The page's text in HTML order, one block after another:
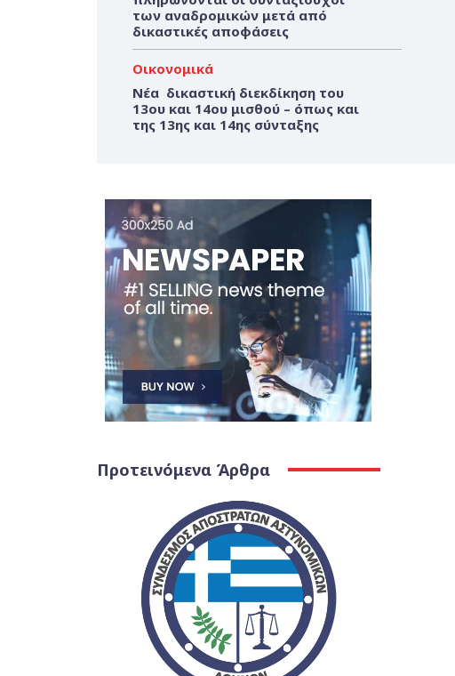
των αναδρομικών μετά από
δικαστικές αποφάσεις
Οικονομικά
Νέα δικαστική διεκδίκηση του
13ου και 14ου μισθού – όπως και
της 13ης και 14ης σύνταξης
Προτεινόμενα Άρθρα